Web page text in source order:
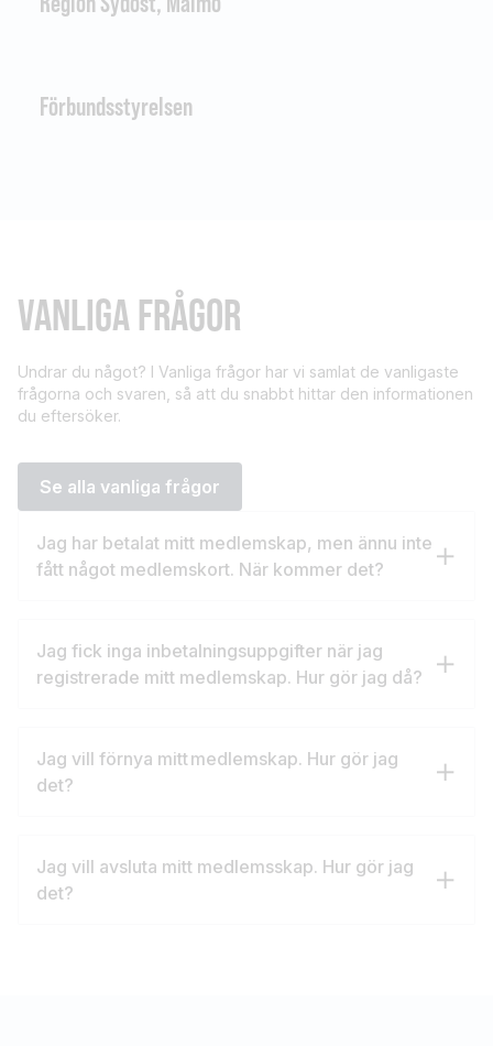
Förbundsstyrelsen
VANLIGA FRÅGOR
Undrar du något? I Vanliga frågor har vi samlat de vanligaste
frågorna och svaren, så att du snabbt hittar den informationen
du eftersöker.
Se alla vanliga frågor
Jag har betalat mitt medlemskap, men ännu inte
fått något medlemskort. När kommer det?
Jag fick inga inbetalningsuppgifter när jag
registrerade mitt medlemskap. Hur gör jag då?
Jag vill förnya mitt medlemskap. Hur gör jag
det?
Jag vill avsluta mitt medlemsskap. Hur gör jag
det?